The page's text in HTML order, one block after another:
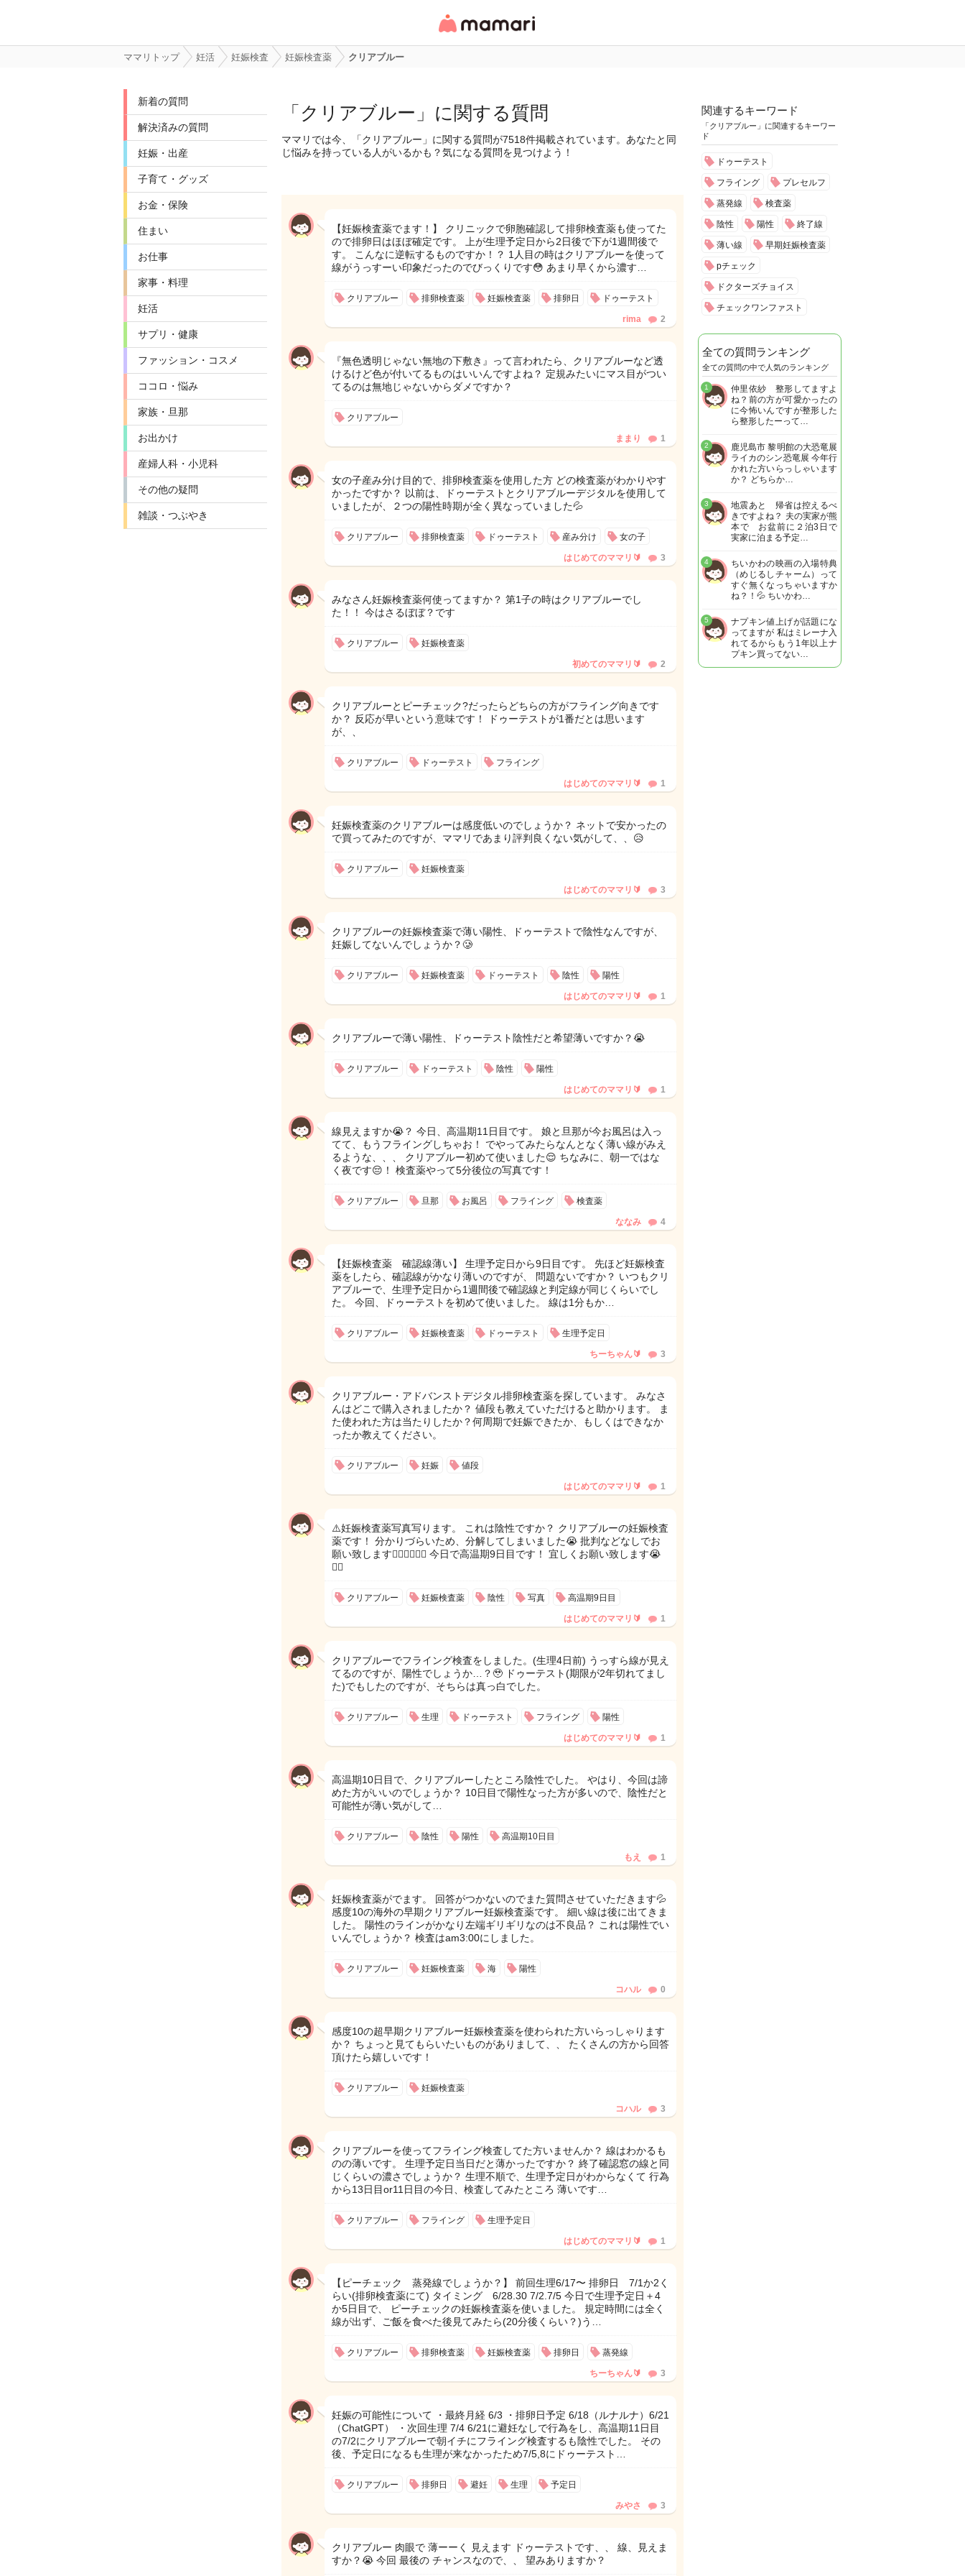
リ・情報サイト
ママリトップ 妊活 妊娠検査 妊娠検査薬 クリアブルー
新着の質問
解決済みの質問
妊娠・出産
子育て・グッズ
お金・保険
住まい
お仕事
家事・料理
妊活
サプリ・健康
ファッション・コスメ
ココロ・悩み
家族・旦那
お出かけ
産婦人科・小児科
その他の疑問
雑談・つぶやき
「クリアブルー」に関する質問
ママリでは今、「クリアブルー」に関する質問が7518件掲載されています。あなたと同
じ悩みを持っている人がいるかも？気になる質問を見つけよう！
【妊娠検査薬でます！】 クリニックで卵胞確認して排卵検査薬も使ってた
ので排卵日はほぼ確定です。 上が生理予定日から2日後で下が1週間後で
す。 こんなに逆転するものですか！？ 1人目の時はクリアブルーを使って
線がうっすーい印象だったのでびっくりです😳 あまり早くから濃す…
クリアブルー 排卵検査薬 妊娠検査薬 排卵日 ドゥーテスト
rima 2
『無色透明じゃない無地の下敷き』って言われたら、クリアブルーなど透
けるけど色が付いてるものはいいんですよね？ 定規みたいにマス目がつい
てるのは無地じゃないからダメですか？
クリアブルー
ままり 1
女の子産み分け目的で、排卵検査薬を使用した方 どの検査薬がわかりやす
かったですか？ 以前は、ドゥーテストとクリアブルーデジタルを使用して
いましたが、２つの陽性時期が全く異なっていました💦
クリアブルー 排卵検査薬 ドゥーテスト 産み分け 女の子
はじめてのママリ🔰 3
みなさん妊娠検査薬何使ってますか？ 第1子の時はクリアブルーでし
た！！ 今はさるぼぼ？です
クリアブルー 妊娠検査薬
初めてのママリ🔰 2
クリアブルーとピーチェック?だったらどちらの方がフライング向きです
か？ 反応が早いという意味です！ ドゥーテストが1番だとは思います
が、、
クリアブルー ドゥーテスト フライング
はじめてのママリ🔰 1
妊娠検査薬のクリアブルーは感度低いのでしょうか？ ネットで安かったの
で買ってみたのですが、ママリであまり評判良くない気がして、、😥
クリアブルー 妊娠検査薬
はじめてのママリ🔰 3
クリアブルーの妊娠検査薬で薄い陽性、ドゥーテストで陰性なんですが、
妊娠してないんでしょうか？🥲
クリアブルー 妊娠検査薬 ドゥーテスト 陰性 陽性
はじめてのママリ🔰 1
クリアブルーで薄い陽性、ドゥーテスト陰性だと希望薄いですか？😭
クリアブルー ドゥーテスト 陰性 陽性
はじめてのママリ🔰 1
線見えますか😭？ 今日、高温期11日目です。 娘と旦那が今お風呂は入っ
てて、もうフライングしちゃお！ でやってみたらなんとなく薄い線がみえ
るような、、、 クリアブルー初めて使いました😌 ちなみに、朝一ではな
く夜です😔！ 検査薬やって5分後位の写真です！
クリアブルー 旦那 お風呂 フライング 検査薬
ななみ 4
【妊娠検査薬 確認線薄い】 生理予定日から9日目です。 先ほど妊娠検査
薬をしたら、確認線がかなり薄いのですが、 問題ないですか？ いつもクリ
アブルーで、生理予定日から1週間後で確認線と判定線が同じくらいでし
た。 今回、ドゥーテストを初めて使いました。 線は1分もか…
クリアブルー 妊娠検査薬 ドゥーテスト 生理予定日
ちーちゃん🔰 3
クリアブルー・アドバンストデジタル排卵検査薬を探しています。 みなさ
んはどこで購入されましたか？ 値段も教えていただけると助かります。 ま
た使われた方は当たりしたか？何周期で妊娠できたか、もしくはできなか
ったか教えてください。
クリアブルー 妊娠 値段
はじめてのママリ🔰 1
⚠️妊娠検査薬写真写ります。 これは陰性ですか？ クリアブルーの妊娠検査
薬です！ 分かりづらいため、分解してしまいました😭 批判などなしでお
願い致します🙇‍♀️🙇‍♀️🙇‍♀️ 今日で高温期9日目です！ 宜しくお願い致します😭
🙇‍♀️
クリアブルー 妊娠検査薬 陰性 写真 高温期9日目
はじめてのママリ🔰 1
クリアブルーでフライング検査をしました。(生理4日前) うっすら線が見え
てるのですが、陽性でしょうか…？🥹 ドゥーテスト(期限が2年切れてまし
た)でもしたのですが、そちらは真っ白でした。
クリアブルー 生理 ドゥーテスト フライング 陽性
はじめてのママリ🔰 1
高温期10日目で、クリアブルーしたところ陰性でした。 やはり、今回は諦
めた方がいいのでしょうか？ 10日目で陽性なった方が多いので、陰性だと
可能性が薄い気がして…
クリアブルー 陰性 陽性 高温期10日目
もえ 1
妊娠検査薬がでます。 回答がつかないのでまた質問させていただきます💦
感度10の海外の早期クリアブルー妊娠検査薬です。 細い線は後に出てきま
した。 陽性のラインがかなり左端ギリギリなのは不良品？ これは陽性でい
いんでしょうか？ 検査はam3:00にしました。
クリアブルー 妊娠検査薬 海 陽性
コハル 0
感度10の超早期クリアブルー妊娠検査薬を使わられた方いらっしゃります
か？ ちょっと見てもらいたいものがありまして、、 たくさんの方から回答
頂けたら嬉しいです！
クリアブルー 妊娠検査薬
コハル 3
クリアブルーを使ってフライング検査してた方いませんか？ 線はわかるも
のの薄いです。 生理予定日当日だと薄かったですか？ 終了確認窓の線と同
じくらいの濃さでしょうか？ 生理不順で、生理予定日がわからなくて 行為
から13日目or11日目の今日、検査してみたところ 薄いです…
クリアブルー フライング 生理予定日
はじめてのママリ🔰 1
【ピーチェック 蒸発線でしょうか？】 前回生理6/17〜 排卵日 7/1か2く
らい(排卵検査薬にて) タイミング 6/28.30 7/2.7/5 今日で生理予定日＋4
か5日目で、 ピーチェックの妊娠検査薬を使いました。 規定時間には全く
線が出ず、ご飯を食べた後見てみたら(20分後くらい？)う…
クリアブルー 排卵検査薬 妊娠検査薬 排卵日 蒸発線
ちーちゃん🔰 3
妊娠の可能性について ・最終月経 6/3 ・排卵日予定 6/18（ルナルナ）6/21
（ChatGPT） ・次回生理 7/4 6/21に避妊なしで行為をし、高温期11日目
の7/2にクリアブルーで朝イチにフライング検査するも陰性でした。 その
後、予定日になるも生理が来なかったため7/5,8にドゥーテスト…
クリアブルー 排卵日 避妊 生理 予定日
みやさ 3
クリアブルー 肉眼で 薄ーーく 見えます ドゥーテストです、、 線、見えま
すか？😭 今回 最後の チャンスなので、、 望みありますか？
関連するキーワード
「クリアブルー」に関連するキーワー
ド
ドゥーテスト
フライング プレセルフ
蒸発線 検査薬
陰性 陽性 終了線
薄い線 早期妊娠検査薬
pチェック
ドクターズチョイス
チェックワンファスト
全ての質問ランキング
全ての質問の中で人気のランキング
仲里依紗 整形してますよ
ね？前の方が可愛かったの
に今怖いんですが整形した
ら整形したーって…
1
鹿児島市 黎明館の大恐竜展
ライカのシン恐竜展 今年行
かれた方いらっしゃいます
か？ どちらか…
2
地震あと 帰省は控えるべ
きですよね？ 夫の実家が熊
本で お盆前に２泊3日で
実家に泊まる予定…
3
ちいかわの映画の入場特典
（めじるしチャーム）って
すぐ無くなっちゃいますか
ね？！💦 ちいかわ…
4
ナプキン値上げが話題にな
ってますが 私はミレーナ入
れてるからもう1年以上ナ
プキン買ってない…
5